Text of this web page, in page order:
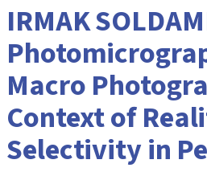
IRMAK
Macro
Context of
Selectivity in